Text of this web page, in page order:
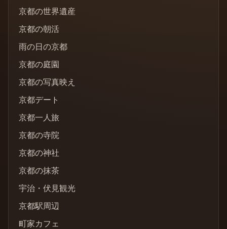
京都の世界遺産
京都の朝活
雨の日の京都
京都の庭園
京都の写真映え
京都デート
京都一人旅
京都の寺院
京都の神社
京都の抹茶
宇治・伏見観光
京都駅周辺
町家カフェ